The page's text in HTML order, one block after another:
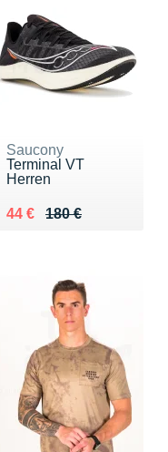
Saucony
Terminal VT
Herren
180 €
Au lieu de 180 €
44 €
Vendu 44 €